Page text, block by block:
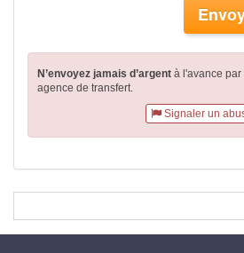
N’envoyez jamais d’argent à l'avance
agence de transfert.
Signaler un